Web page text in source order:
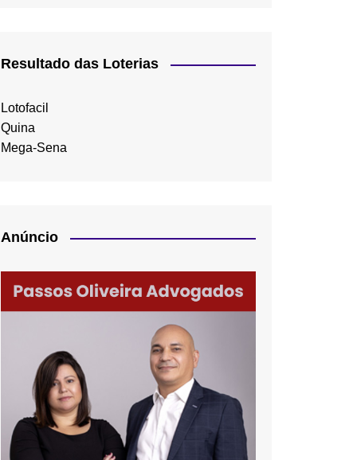
Resultado das Loterias
Lotofacil
Quina
Mega-Sena
Anúncio